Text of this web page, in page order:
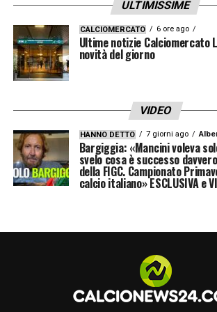
ULTIMISSIME
CALCIOMERCATO 6 ore ago
Ultime notizie Calciomercato
novità del giorno
VIDEO
HANNO DETTO 7 giorni ago
Bargiggia: «Mancini voleva
svelo cosa è successo
della FIGC. Campionato
calcio italiano» ESCLUSIVA e